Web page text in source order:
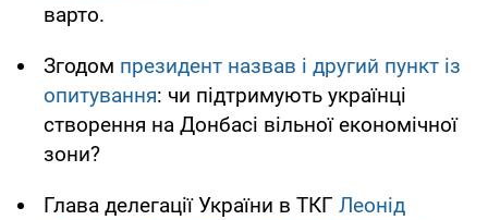
варто.
Згодом президент назвав і другий пункт із
опитування: чи підтримують українці
створення на Донбасі вільної економічної
зони?
Глава делегації України в ТКГ Леонід